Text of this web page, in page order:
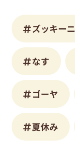
ズッキーニ
なす
ゴーヤ
夏休み